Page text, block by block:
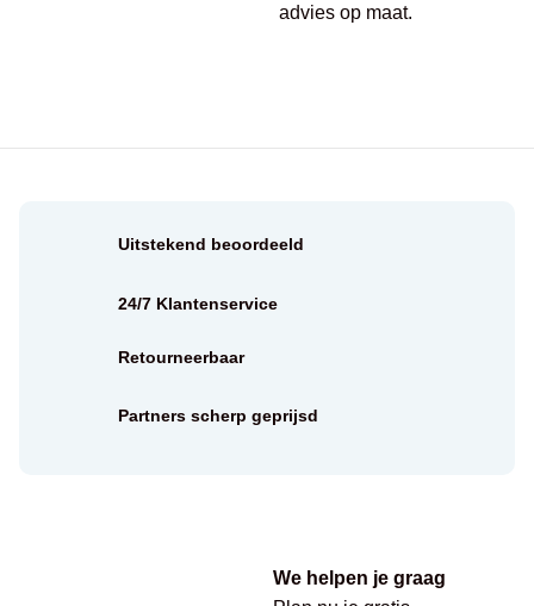
advies op maat.
We helpen je graag
Uitstekend beoordeeld
24/7 Klantenservice
Retourneerbaar
Partners scherp geprijsd